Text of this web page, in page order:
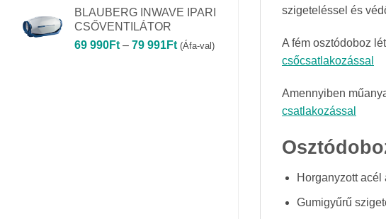
BLAUBERG INWAVE IPARI
CSŐVENTILÁTOR
69 990Ft – 79 991FtÁrtartomány:
(Áfa-val)
szigeteléssel és
A fém osztódoboz
csőcsatlakozással
Amennyiben
csatlakozással
Horganyzott acél
Gumigyűrű